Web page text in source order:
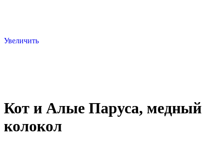
Увеличить
Кот и Алые Паруса, медный
колокол